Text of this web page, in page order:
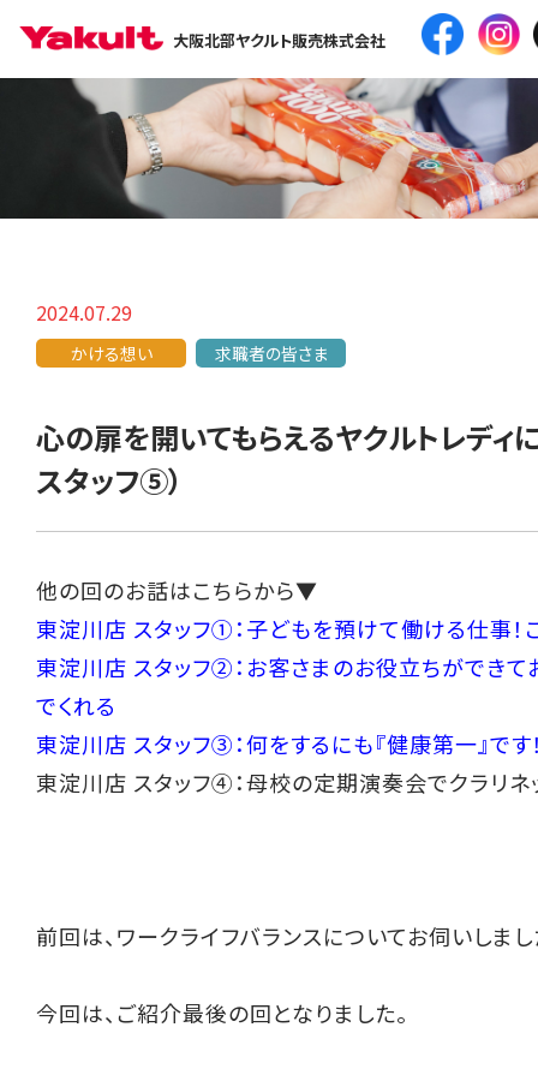
大阪北部ヤクルト販売株式会社
2024.07.29
かける想い 求職者の皆さま
心の扉を開いてもらえるヤクルトレディ
スタッフ⑤）
他の回のお話はこちらから▼
東淀川店 スタッフ①：子どもを預けて働ける仕事！
東淀川店 スタッフ②：お客さまのお役立ちができ
でくれる
東淀川店 スタッフ③：何をするにも『健康第一』です
東淀川店 スタッフ④：母校の定期演奏会でクラリネ
前回は、ワークライフバランスについてお伺いしまし
今回は、ご紹介最後の回となりました。